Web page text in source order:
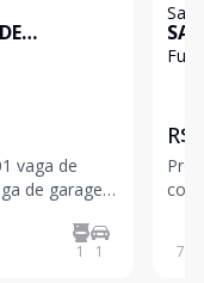
vaga de
1 1
R$
74